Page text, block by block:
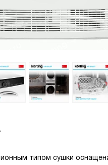
типом сушки